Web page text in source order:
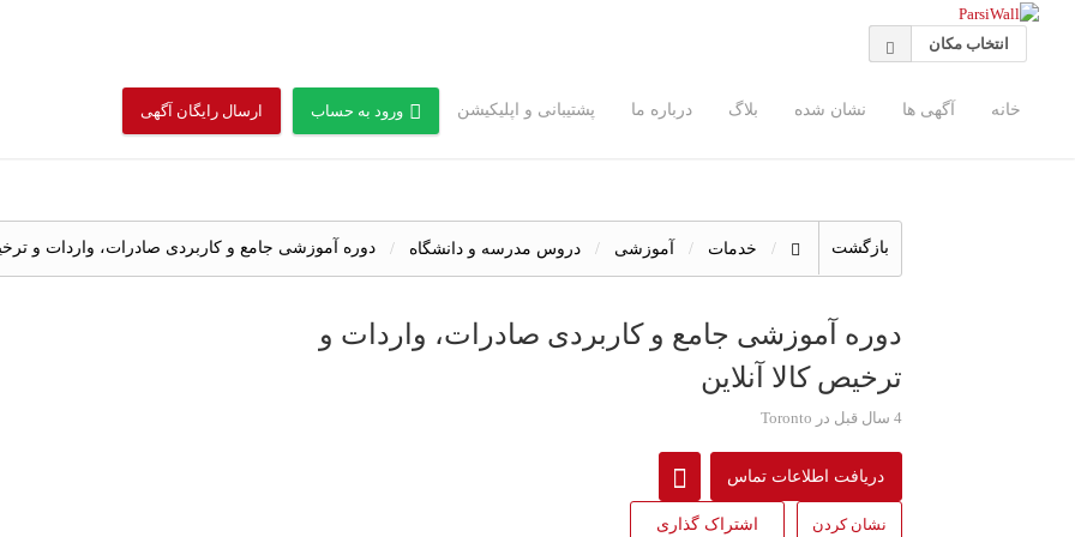
انتخاب مکان
خانه آگهی ها نشان شده بلاگ درباره ما پشتیبانی و اپلیکیشن ورود به حساب ارسال رایگان آگهی
بازگشت خدمات آموزشی دروس مدرسه و دانشگاه دوره آموزشی جامع و کاربردی صادرات، واردات و
دوره آموزشی جامع و کاربردی صادرات، واردات و
ترخیص کالا آنلاین
4 سال قبل در Toronto
دریافت اطلاعات تماس
نشان کردن اشتراک گذاری